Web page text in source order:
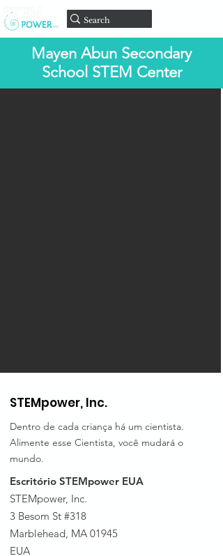
Mayen Abun Secondary
School STEM Center
STEMpower, Inc.
Dentro de cada criança há um cientista.
Alimente esse Cientista, você mudará o
mundo.
Escritório STEMpower EUA
STEMpower, Inc.
3 Besom St #318
Marblehead, MA 01945
EUA